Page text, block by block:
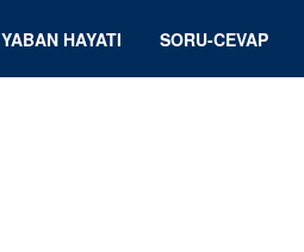
YABAN HAYATI SORU-CEVAP